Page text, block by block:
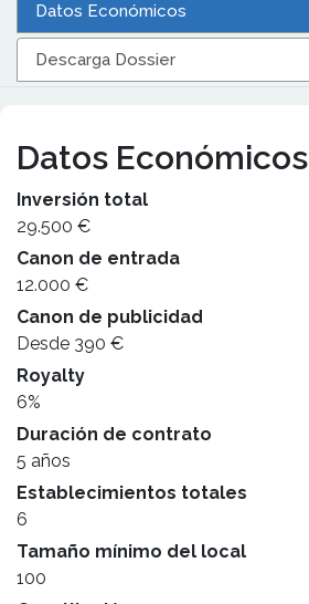
Datos Económicos
Descarga Dossier
Datos Económicos
Inversión total
29.500 €
Canon de entrada
12.000 €
Canon de publicidad
Desde 390 €
Royalty
6%
Duración de contrato
5 años
Establecimientos totales
6
Tamaño mínimo del local
100